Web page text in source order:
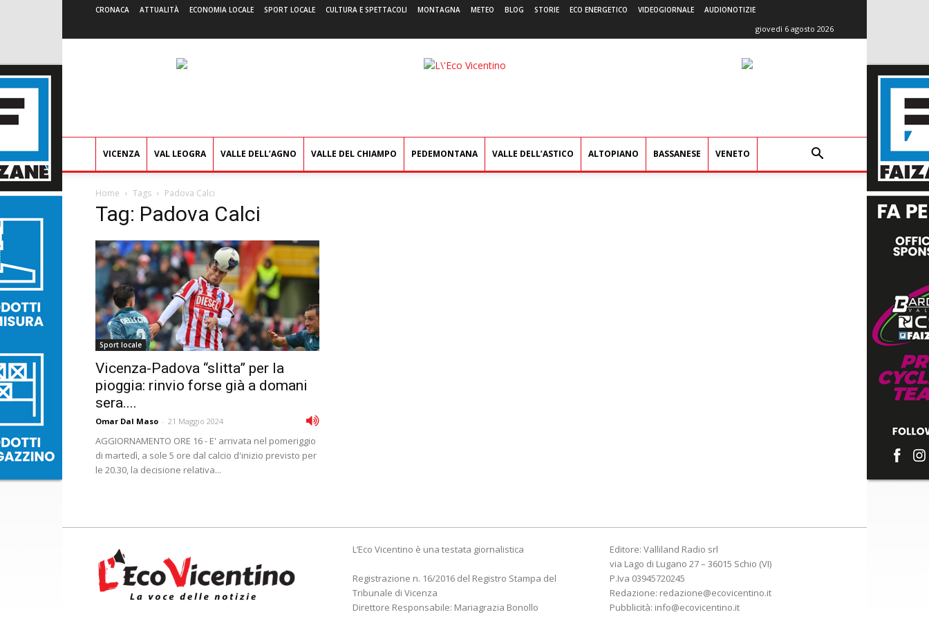
CRONACA ATTUALITÀ ECONOMIA LOCALE SPORT LOCALE CULTURA E SPETTACOLI MONTAGNA METEO BLOG STORIE ECO ENERGETICO VIDEOGIORNALE AUDIONOTIZIE
giovedì 6 agosto 2026
L'Eco
VICENZA VAL LEOGRA VALLE DELL’AGNO VALLE DEL CHIAMPO PEDEMONTANA VALLE DELL’ASTICO ALTOPIANO BASSANESE VENETO
Home Tags Padova Calci
Tag: Padova Calci
Sport locale
Vicenza-Padova “slitta” per la
pioggia: rinvio forse già a domani
sera....
Omar Dal Maso - 21 Maggio 2024
AGGIORNAMENTO ORE 16 - E' arrivata nel pomeriggio
di martedì, a sole 5 ore dal calcio d'inizio previsto per
le 20.30, la decisione relativa...
L’Eco Vicentino è una testata giornalistica
Registrazione n. 16/2016 del Registro Stampa del
Tribunale di Vicenza
Direttore Responsabile: Mariagrazia Bonollo
Editore: Valliland Radio srl
via Lago di Lugano 27 – 36015 Schio (VI)
P.Iva 03945720245
Redazione: redazione@ecovicentino.it
Pubblicità: info@ecovicentino.it